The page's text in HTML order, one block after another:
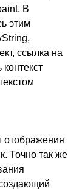
В
этим
ссылка на
отображения
Точно так же